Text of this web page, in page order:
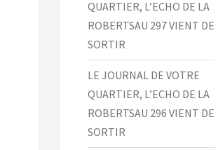
QUARTIER, L’ECHO DE LA
ROBERTSAU 297 VIENT DE
SORTIR
LE JOURNAL DE VOTRE
QUARTIER, L’ECHO DE LA
ROBERTSAU 296 VIENT DE
SORTIR